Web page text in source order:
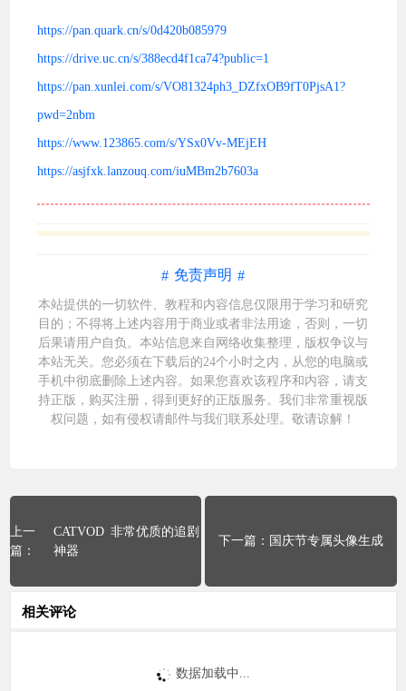
https://pan.quark.cn/s/0d420b085979
https://drive.uc.cn/s/388ecd4f1ca74?public=1
https://pan.xunlei.com/s/VO81324ph3_DZfxOB9fT0PjsA1?
pwd=2nbm
https://www.123865.com/s/YSx0Vv-MEjEH
https://asjfxk.lanzouq.com/iuMBm2b7603a
免责声明
本站提供的一切软件、教程和内容信息仅限用于学习和研究
目的；不得将上述内容用于商业或者非法用途，否则，一切
后果请用户自负。本站信息来自网络收集整理，版权争议与
本站无关。您必须在下载后的24个小时之内，从您的电脑或
手机中彻底删除上述内容。如果您喜欢该程序和内容，请支
持正版，购买注册，得到更好的正版服务。我们非常重视版
权问题，如有侵权请邮件与我们联系处理 。敬请谅解！
CATVOD 非常优质的追剧
神器
国庆节专属头像生成
相关评论
数据加载中...